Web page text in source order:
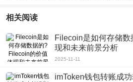
相关阅读
Filecoin是如何存储
现和未来前景分析
2025-11-11
imToken钱包转账成